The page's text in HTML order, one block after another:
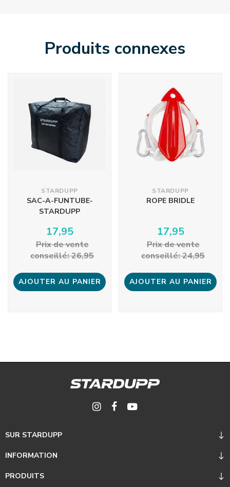
Produits connexes
STARDUPP
SAC-A-FUNTUBE-
STARDUPP
17,95
Prix ​​de vente
conseillé: 26,95
AJOUTER AU PANIER
STARDUPP
ROPE BRIDLE
17,95
Prix ​​de vente
conseillé: 24,95
AJOUTER AU PANIER
SUR STARDUPP
INFORMATION
PRODUITS